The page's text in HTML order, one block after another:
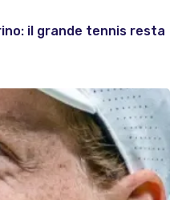
il grande tennis resta